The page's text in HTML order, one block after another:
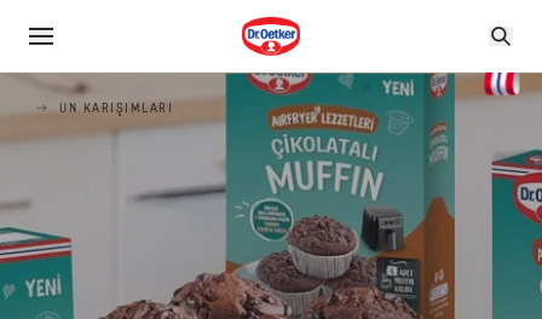
UN KARIŞIMLARI